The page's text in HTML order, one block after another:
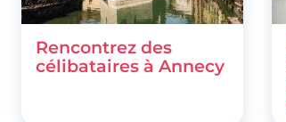
Rencontrez des
célibataires à Annecy